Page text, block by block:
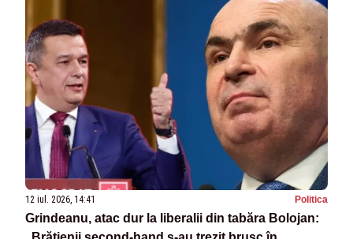
12 iul. 2026, 14:41 Politica
Grindeanu, atac dur la liberalii din tabăra Bolojan: